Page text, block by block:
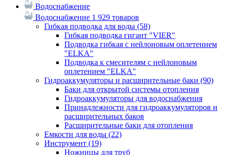
Водоснабжение
Водоснабжение 1 929 товаров
Гибкая подводка для воды (58)
Гибкая подводка гигант "VIER"
Подводка гибкая с нейлоновым оплетением
"ELKA"
Подводка к смесителям с нейлоновым
оплетением "ELKA"
Гидроаккумуляторы и расширительные баки (90)
Баки для открытой системы отопления
Гидроаккумуляторы для водоснабжения
Принадлежности для гидроаккумуляторов и
расширительных баков
Расширительные баки для отопления
Емкости для воды (22)
Инструмент (19)
Ножницы для труб